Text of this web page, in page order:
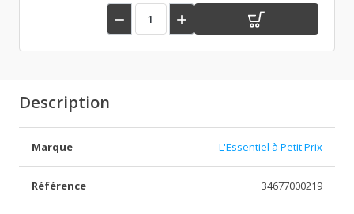
 
Description
Marque L'Essentiel à Petit Prix
Référence 34677000219